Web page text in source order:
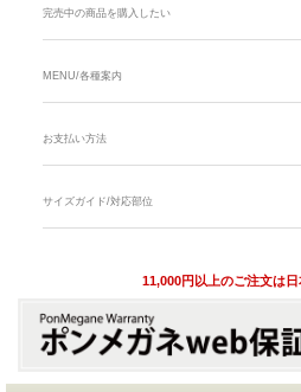
完売中の商品を購入したい
MENU/各種案内
お支払い方法
サイズガイド/対応部位
11,000円以上のご注文は